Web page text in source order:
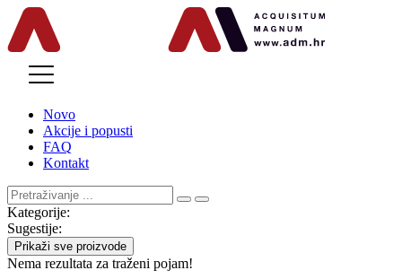
Novo
Akcije i popusti
FAQ
Kontakt
Kategorije:
Sugestije:
Prikaži sve proizvode
Nema rezultata za traženi pojam!